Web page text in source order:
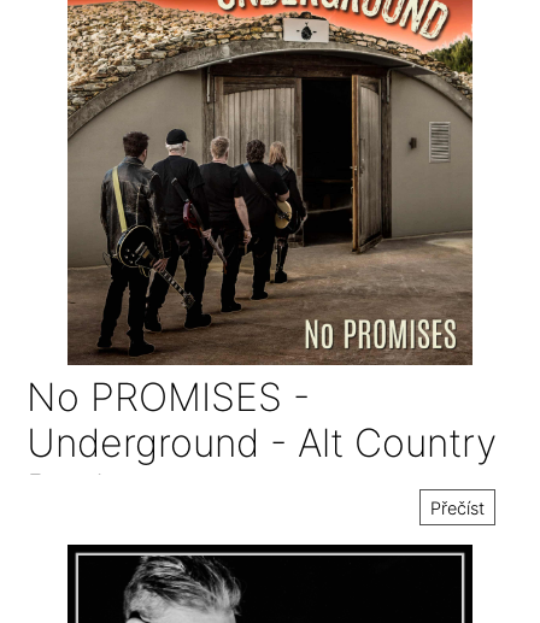
No PROMISES -
Underground - Alt Country
Rock
Přečíst